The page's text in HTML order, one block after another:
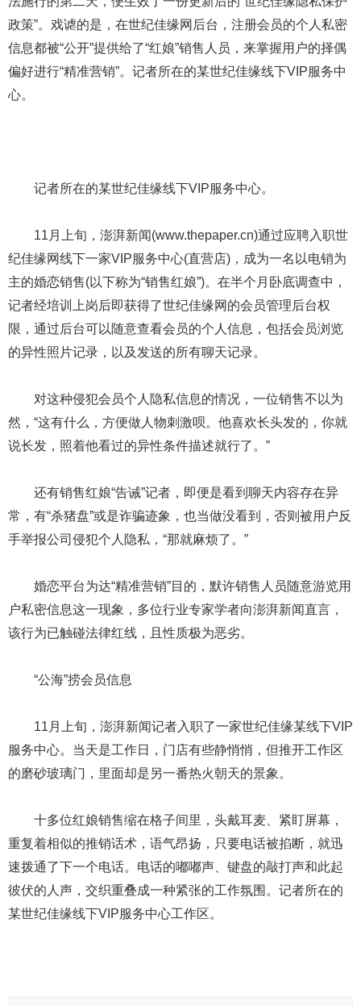
政策”。戏谑的是，在世纪佳缘网后台，注册会员的个人私密
信息都被“公开”提供给了“红娘”销售人员，来掌握用户的择偶
偏好进行“精准营销”。记者所在的某世纪佳缘线下VIP服务中
心。
记者所在的某世纪佳缘线下VIP服务中心。
11月上旬，澎湃新闻(www.thepaper.cn)通过应聘入职世
纪佳缘网线下一家VIP服务中心(直营店)，成为一名以电销为
主的婚恋销售(以下称为“销售红娘”)。在半个月卧底调查中，
记者经培训上岗后即获得了世纪佳缘网的会员管理后台权
限，通过后台可以随意查看会员的个人信息，包括会员浏览
的异性照片记录，以及发送的所有聊天记录。
对这种侵犯会员个人隐私信息的情况，一位销售不以为
然，“这有什么，方便做人物刺激呗。他喜欢长头发的，你就
说长发，照着他看过的异性条件描述就行了。”
还有销售红娘“告诫”记者，即便是看到聊天内容存在异
常，有“杀猪盘”或是诈骗迹象，也当做没看到，否则被用户反
手举报公司侵犯个人隐私，“那就麻烦了。”
婚恋平台为达“精准营销”目的，默许销售人员随意游览用
户私密信息这一现象，多位行业专家学者向澎湃新闻直言，
该行为已触碰法律红线，且性质极为恶劣。
“公海”捞会员信息
11月上旬，澎湃新闻记者入职了一家世纪佳缘某线下VIP
服务中心。当天是工作日，门店有些静悄悄，但推开工作区
的磨砂玻璃门，里面却是另一番热火朝天的景象。
十多位红娘销售缩在格子间里，头戴耳麦、紧盯屏幕，
重复着相似的推销话术，语气昂扬，只要电话被掐断，就迅
速拨通了下一个电话。电话的嘟嘟声、键盘的敲打声和此起
彼伏的人声，交织重叠成一种紧张的工作氛围。记者所在的
某世纪佳缘线下VIP服务中心工作区。